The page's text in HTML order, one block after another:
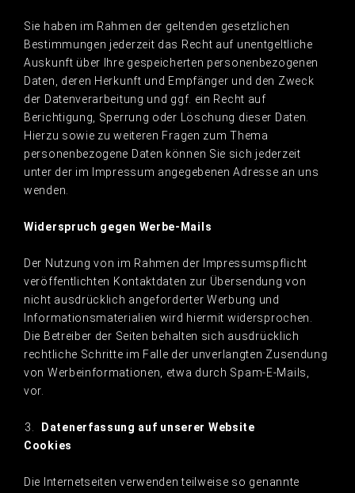
Sie haben im Rahmen der geltenden gesetzlichen
Bestimmungen jederzeit das Recht auf unentgeltliche
Auskunft über Ihre gespeicherten personenbezogenen
Daten, deren Herkunft und Empfänger und den Zweck
der Datenverarbeitung und ggf. ein Recht auf
Berichtigung, Sperrung oder Löschung dieser Daten.
Hierzu sowie zu weiteren Fragen zum Thema
personenbezogene Daten können Sie sich jederzeit
unter der im Impressum angegebenen Adresse an uns
wenden.
Widerspruch gegen Werbe-Mails
Der Nutzung von im Rahmen der Impressumspflicht
veröffentlichten Kontaktdaten zur Übersendung von
nicht ausdrücklich angeforderter Werbung und
Informationsmaterialien wird hiermit widersprochen.
Die Betreiber der Seiten behalten sich ausdrücklich
rechtliche Schritte im Falle der unverlangten Zusendung
von Werbeinformationen, etwa durch Spam-E-Mails,
vor.
Datenerfassung auf unserer Website
Cookies
Die Internetseiten verwenden teilweise so genannte